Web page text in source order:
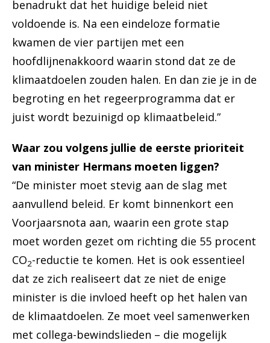
benadrukt dat het huidige beleid niet
voldoende is. Na een eindeloze formatie
kwamen de vier partijen met een
hoofdlijnenakkoord waarin stond dat ze de
klimaatdoelen zouden halen. En dan zie je in de
begroting en het regeerprogramma dat er
juist wordt bezuinigd op klimaatbeleid.”
Waar zou volgens jullie de eerste prioriteit
van minister Hermans moeten liggen?
“De minister moet stevig aan de slag met
aanvullend beleid. Er komt binnenkort een
Voorjaarsnota aan, waarin een grote stap
moet worden gezet om richting die 55 procent
CO2-reductie te komen. Het is ook essentieel
dat ze zich realiseert dat ze niet de enige
minister is die invloed heeft op het halen van
de klimaatdoelen. Ze moet veel samenwerken
met collega-bewindslieden – die mogelijk